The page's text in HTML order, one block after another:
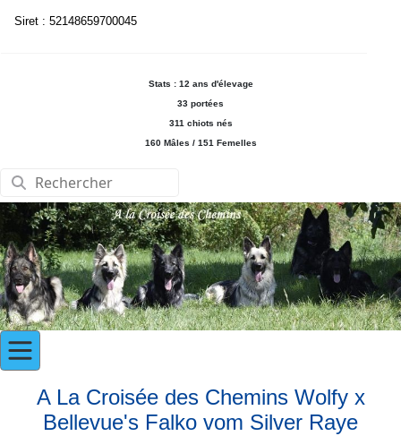
Siret : 52148659700045
Stats : 12 ans d'élevage
33 portées
311 chiots nés
160 Mâles / 151 Femelles
A La Croisée des Chemins Wolfy x
Bellevue's Falko vom Silver Raye